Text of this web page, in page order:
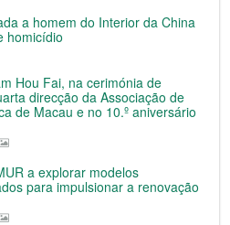
a homem do Interior da China
homicídio
Hou Fai, na cerimónia de
direcção da Associação de
de Macau e no 10.º aniversário
a explorar modelos
para impulsionar a renovação